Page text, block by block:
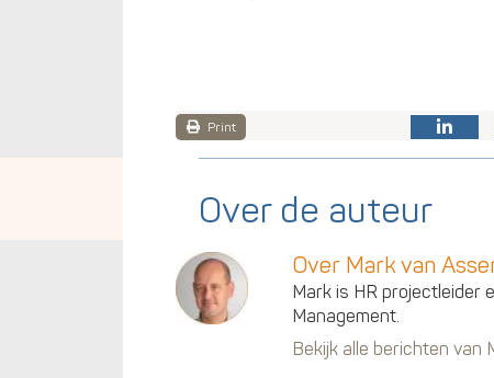
Print
Over de auteur
Over Mark van
Mark is HR projectleider
Management.
Bekijk alle berichten van